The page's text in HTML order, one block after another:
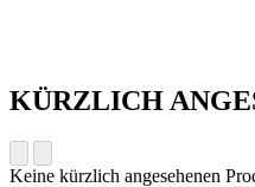
KÜRZLICH
Keine kürzlich angesehenen